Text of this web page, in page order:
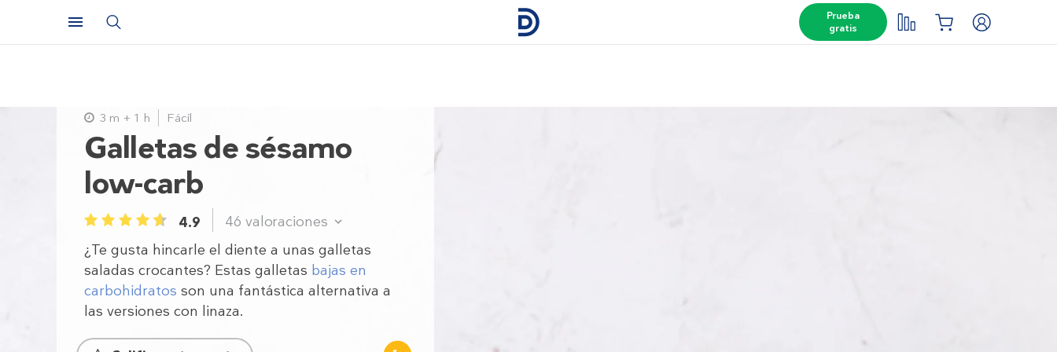
Prueba
gratis
Galletas de sésamo
low-carb
1 2 3 4 5 4.9 46 valoraciones
¿Te gusta hincarle el diente a unas galletas
saladas crocantes? Estas galletas bajas en
carbohidratos son una fantástica alternativa a
las versiones con linaza.
3 m + 1 h Fácil